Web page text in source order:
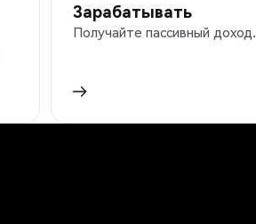
Зарабатывать
Получайте пассивный доход.